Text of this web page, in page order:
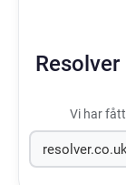
Resolver
Vi har fått